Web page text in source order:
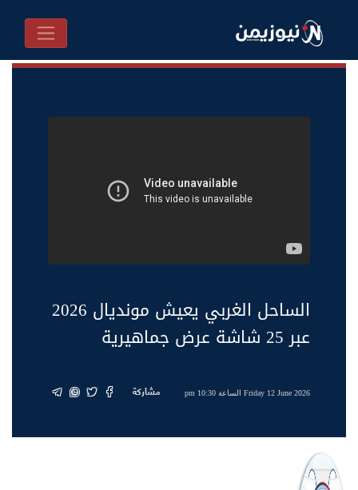
الساحل الغربي يعيش مونديال 2026
عبر 25 شاشة عرض جماهيرية
Friday 12 June 2026 الساعة 10:30 pm مشاركة